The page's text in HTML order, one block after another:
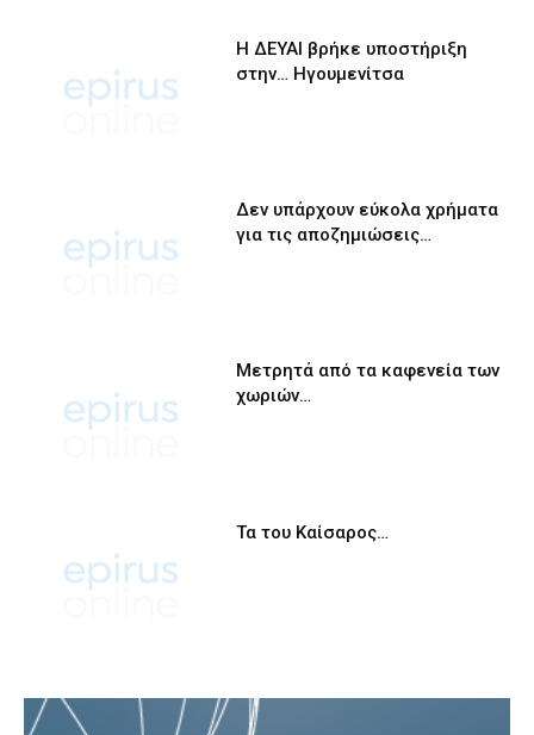
Η ΔΕΥΑΙ βρήκε υποστήριξη
στην… Ηγουμενίτσα
Δεν υπάρχουν εύκολα χρήματα
για τις αποζημιώσεις…
Μετρητά από τα καφενεία των
χωριών…
Τα του Καίσαρος…